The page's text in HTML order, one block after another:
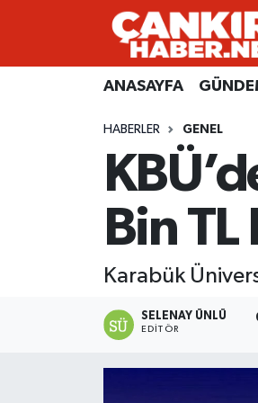
ANASAYFA
HABERLER GENEL
Bin
Karabük
SELENAY ÜNLÜ
EDITÖR
ANASAYFA
RESMİ İLANLAR
Künye
Gizlilik Sözleşmesi
BİYOGRAFİLER
GÜNDEM
Merkez Hava Durumu
Süper Lig Puan Durumu ve
Tüm Manşetler